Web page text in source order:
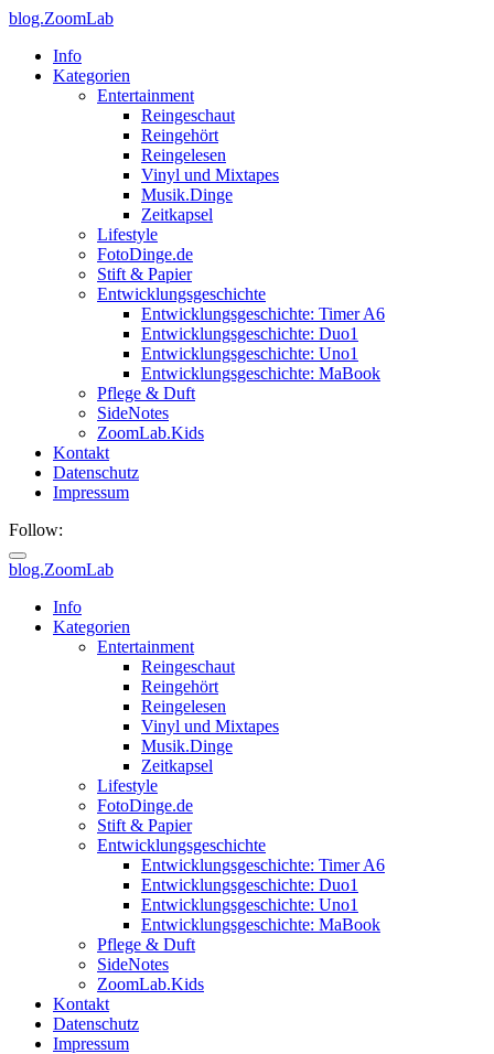
blog.ZoomLab
Info
Kategorien
Entertainment
Reingeschaut
Reingehört
Reingelesen
Vinyl und Mixtapes
Musik.Dinge
Zeitkapsel
Lifestyle
FotoDinge.de
Stift & Papier
Entwicklungsgeschichte
Entwicklungsgeschichte: Timer A6
Entwicklungsgeschichte: Duo1
Entwicklungsgeschichte: Uno1
Entwicklungsgeschichte: MaBook
Pflege & Duft
SideNotes
ZoomLab.Kids
Kontakt
Datenschutz
Impressum
Follow:
blog.ZoomLab
ZoomLab
Info
Kategorien
Entertainment
Reingeschaut
Reingehört
Reingelesen
Vinyl und Mixtapes
Musik.Dinge
Zeitkapsel
Lifestyle
FotoDinge.de
Stift & Papier
Entwicklungsgeschichte
Entwicklungsgeschichte: Timer A6
Entwicklungsgeschichte: Duo1
Entwicklungsgeschichte: Uno1
Entwicklungsgeschichte: MaBook
Pflege & Duft
SideNotes
ZoomLab.Kids
Kontakt
Datenschutz
Impressum